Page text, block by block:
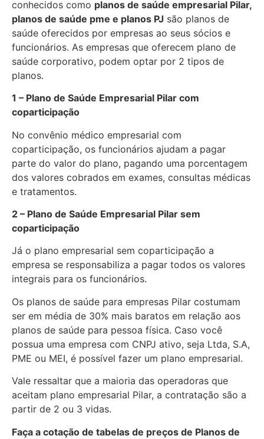
conhecidos como planos de saúde empresarial Pilar,
planos de saúde pme e planos PJ são planos de
saúde oferecidos por empresas ao seus sócios e
funcionários. As empresas que oferecem plano de
saúde corporativo, podem optar por 2 tipos de
planos.
1 – Plano de Saúde Empresarial Pilar com
coparticipação
No convênio médico empresarial com
coparticipação, os funcionários ajudam a pagar
parte do valor do plano, pagando uma porcentagem
dos valores cobrados em exames, consultas médicas
e tratamentos.
2 – Plano de Saúde Empresarial Pilar sem
coparticipação
Já o plano empresarial sem coparticipação a
empresa se responsabiliza a pagar todos os valores
integrais para os funcionários.
Os planos de saúde para empresas Pilar costumam
ser em média de 30% mais baratos em relação aos
planos de saúde para pessoa física. Caso você
possua uma empresa com CNPJ ativo, seja Ltda, S.A,
PME ou MEI, é possível fazer um plano empresarial.
Vale ressaltar que a maioria das operadoras que
aceitam plano empresarial Pilar, a contratação são a
partir de 2 ou 3 vidas.
Faça a cotação de tabelas de preços de Planos de